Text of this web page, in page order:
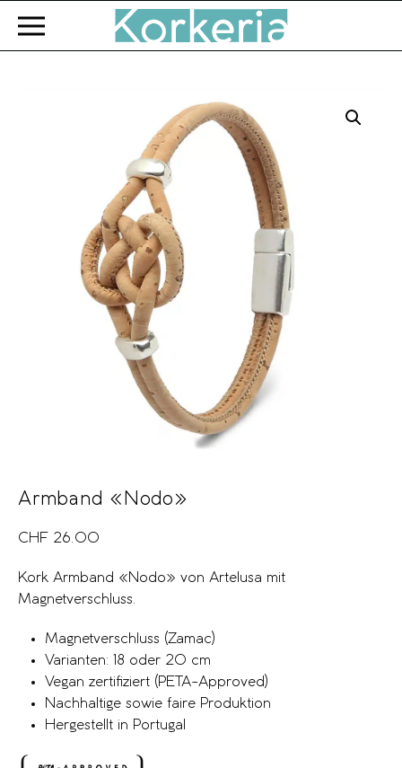
Zum Hauptinhalt springen
Armband «Nodo»
CHF 26.00
Kork Armband «Nodo» von Artelusa mit
Magnetverschluss.
Magnetverschluss (Zamac)
Varianten: 18 oder 20 cm
Vegan zertifiziert (PETA-Approved)
Nachhaltige sowie faire Produktion
Hergestellt in Portugal